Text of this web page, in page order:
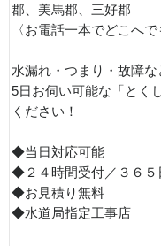
郡、美馬郡、三好郡
〈お電話一本でどこへ
水漏れ・つまり・故障
5日お伺い可能な「とく
ください！
◆当日対応可能
◆２４時間受付／３６５
◆お見積り無料
◆水道局指定工事店